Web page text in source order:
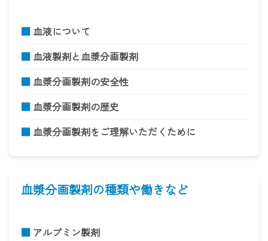
血液について
血液製剤と血漿分画製剤
血漿分画製剤の安全性
血漿分画製剤の歴史
血漿分画製剤をご理解いただくために
血漿分画製剤の種類や働きなど
アルブミン製剤